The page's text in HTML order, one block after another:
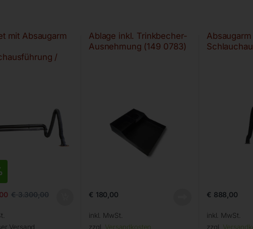
mit Absaugarm
/
€3.300,00
Versand
Ablage inkl. Trinkbecher-
Ausnehmung (149 0783)
€ 180,00
inkl. MwSt.
zzgl. Versandkosten
€ 888,00
inkl. MwSt.
zzgl.